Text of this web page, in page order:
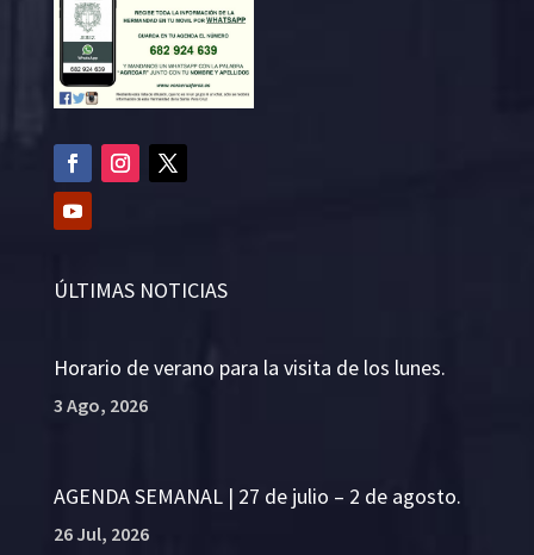
ÚLTIMAS NOTICIAS
Horario de verano para la visita de los lunes.
3 Ago, 2026
AGENDA SEMANAL | 27 de julio – 2 de agosto.
26 Jul, 2026